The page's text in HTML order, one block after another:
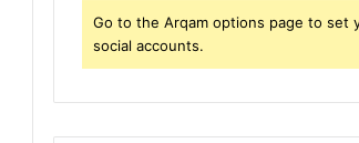
Go to the Arqam options page to set
social accounts.